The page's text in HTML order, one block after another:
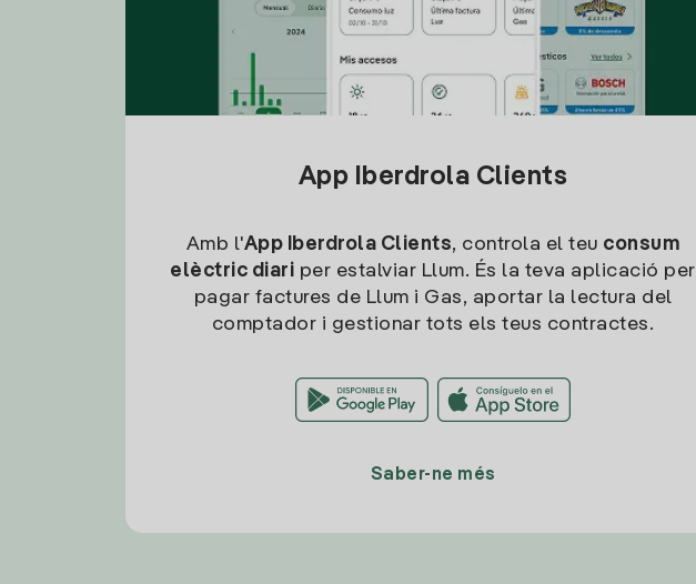
App Iberdrola Clients
Amb l'App Iberdrola Clients, controla el teu consum
elèctric diari per estalviar Llum. És la teva aplicació per
pagar factures de Llum i Gas, aportar la lectura del
comptador i gestionar tots els teus contractes.
Saber-ne més